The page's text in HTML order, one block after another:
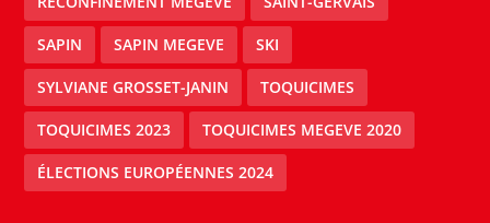
SAPIN SAPIN MEGEVE SKI
SYLVIANE GROSSET-JANIN TOQUICIMES
TOQUICIMES 2023 TOQUICIMES MEGEVE 2020
ÉLECTIONS EUROPÉENNES 2024